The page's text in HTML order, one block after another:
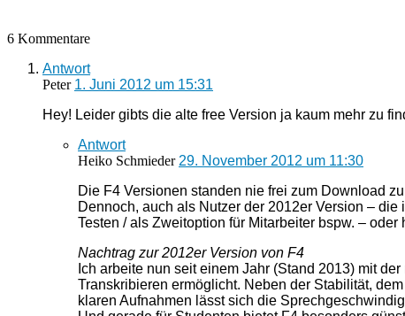
6 Kommentare
Antwort
Peter 1. Juni 2012 um 15:31
Hey! Leider gibts die alte free Version ja kaum mehr zu
Antwort
Heiko Schmieder 29. November 2012 um 11:30
Die F4 Versionen standen nie frei zum Download
Dennoch, auch als Nutzer der 2012er Version –
Testen / als Zweitoption für Mitarbeiter bspw. –
Nachtrag zur 2012er Version von F4
Ich arbeite nun seit einem Jahr (Stand 2013) mit
Transkribieren ermöglicht. Neben der Stabilität,
klaren Aufnahmen lässt sich die